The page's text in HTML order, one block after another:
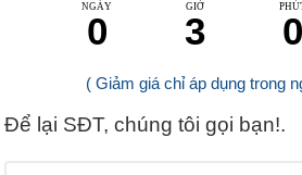
NGÀY
0
GIỜ
3 0
( Giảm giá chỉ áp dụng trong
Để lại SĐT, chúng tôi gọi bạn!.